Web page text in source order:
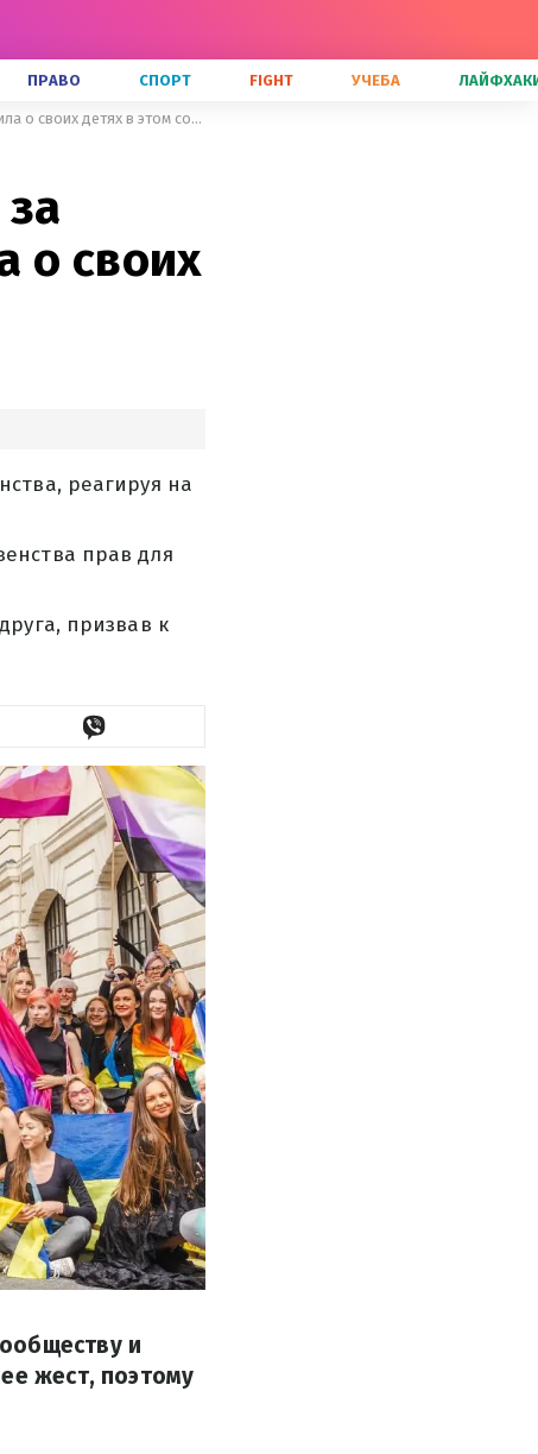
ПРАВО СПОРТ FIGHT УЧЕБА
Оля Полякова ответила на хейт за поддержку ЛГБТК+ и заговорила о своих детях в этом сообществе
о своих
реагируя на
прав для
призвав к
и
жест, поэтому